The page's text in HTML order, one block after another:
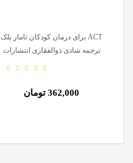
ACT برای درمان کودکان تامار بلک
ترجمه شادی ذوالفقاری انتشارات
362,000 تومان